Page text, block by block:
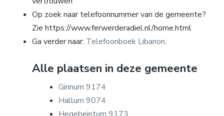
Op zoek naar telefoonnummer van de gemeente?
Zie https://www.ferwerderadiel.nl/home.html
Ga verder naar: Telefoonboek Libanon.
Alle plaatsen in deze gemeente
Ginnum 9174
Hallum 9074